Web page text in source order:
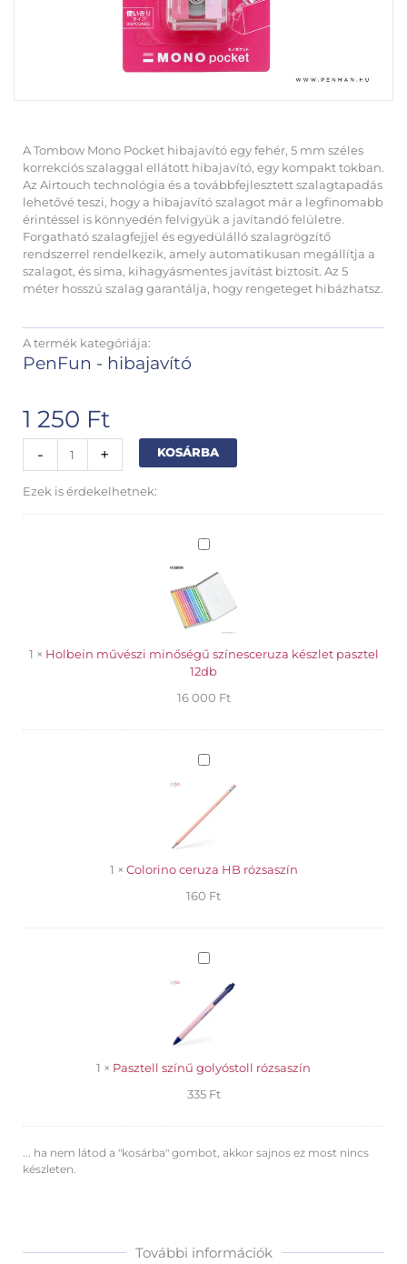
A Tombow Mono Pocket hibajavító egy fehér, 5 mm széles
korrekciós szalaggal ellátott hibajavító, egy kompakt tokban.
Az Airtouch technológia és a továbbfejlesztett szalagtapadás
lehetővé teszi, hogy a hibajavító szalagot már a legfinomabb
érintéssel is könnyedén felvigyük a javítandó felületre.
Forgatható szalagfejjel és egyedülálló szalagrögzítő
rendszerrel rendelkezik, amely automatikusan megállítja a
szalagot, és sima, kihagyásmentes javítást biztosít. Az 5
méter hosszú szalag garantálja, hogy rengeteget hibázhatsz.
A termék kategóriája:
PenFun - hibajavító
1 250 Ft
-
hibajavító
roller
+ KOSÁRBA
Ezek is érdekelhetnek:
Holbein
minőségű
színesceruza
készlet
pasztel
12db
1 × Holbein művészi minőségű színesceruza készlet pasztel
12db
16 000 Ft
Colorino
rózsaszín
1 × Colorino ceruza HB rózsaszín
160 Ft
Pasztell
golyóstoll
rózsaszín
1 × Pasztell színű golyóstoll rózsaszín
335 Ft
... ha nem látod a "kosárba" gombot, akkor sajnos ez most nincs
készleten.
További információk